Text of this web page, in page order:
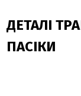
ДЕТАЛІ
ПАСІКИ